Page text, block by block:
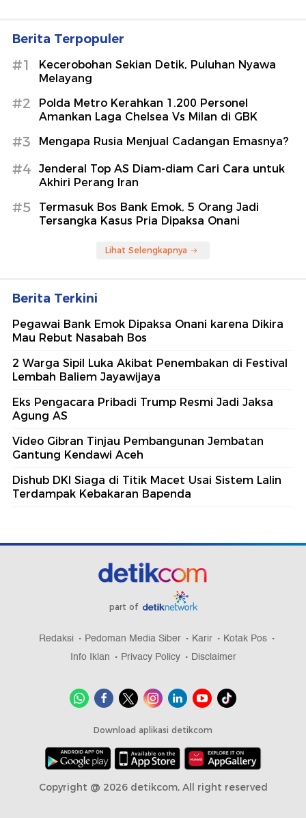
Berita Terpopuler
#1
Kecerobohan Sekian Detik, Puluhan Nyawa
Melayang
#2
Polda Metro Kerahkan 1.200 Personel
Amankan Laga Chelsea Vs Milan di GBK
#3 Mengapa Rusia Menjual Cadangan Emasnya?
#4
Jenderal Top AS Diam-diam Cari Cara untuk
Akhiri Perang Iran
#5
Termasuk Bos Bank Emok, 5 Orang Jadi
Tersangka Kasus Pria Dipaksa Onani
Lihat Selengkapnya
Berita Terkini
Pegawai Bank Emok Dipaksa Onani karena Dikira
Mau Rebut Nasabah Bos
2 Warga Sipil Luka Akibat Penembakan di Festival
Lembah Baliem Jayawijaya
Eks Pengacara Pribadi Trump Resmi Jadi Jaksa
Agung AS
Video Gibran Tinjau Pembangunan Jembatan
Gantung Kendawi Aceh
Dishub DKI Siaga di Titik Macet Usai Sistem Lalin
Terdampak Kebakaran Bapenda
part of
Redaksi Pedoman Media Siber Karir
Kotak Pos
Info Iklan
Privacy Policy Disclaimer
Download aplikasi detikcom
Copyright @ 2026 detikcom, All right reserved